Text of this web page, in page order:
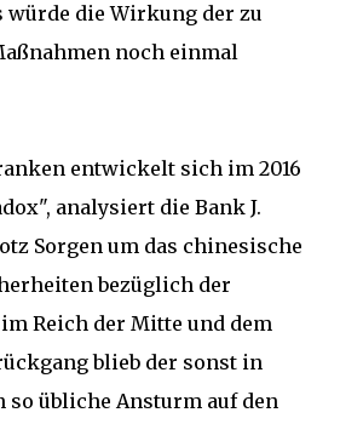
würde die Wirkung der zu
noch einmal
entwickelt sich im 2016
analysiert die Bank J.
Sorgen um das chinesische
bezüglich der
Reich der Mitte und dem
blieb der sonst in
so übliche Ansturm auf den